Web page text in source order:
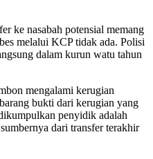
ke nasabah potensial memang
melalui KCP tidak ada. Polisi
dalam kurun watu tahun
mengalami kerugian
bukti dari kerugian yang
penyidik adalah
dari transfer terakhir